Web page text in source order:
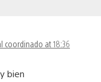
coordinado at 18:36
bien